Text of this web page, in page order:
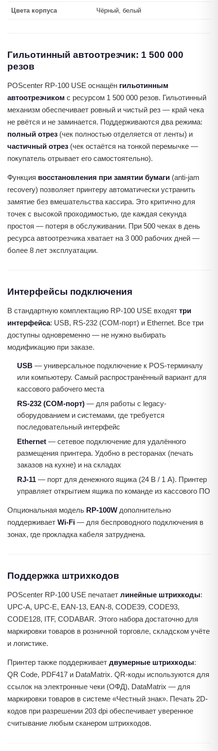
Цвета корпуса Чёрный, белый
Гильотинный автоотрезчик: 1 500 000
резов
POScenter RP-100 USE оснащён гильотинным
автоотрезчиком с ресурсом 1 500 000 резов. Гильотинный
механизм обеспечивает ровный и чистый рез — край чека
не рвётся и не заминается. Поддерживаются два режима:
полный отрез (чек полностью отделяется от ленты) и
частичный отрез (чек остаётся на тонкой перемычке —
покупатель отрывает его самостоятельно).
Функция восстановления при замятии бумаги (anti-jam
recovery) позволяет принтеру автоматически устранить
замятие без вмешательства кассира. Это критично для
точек с высокой проходимостью, где каждая секунда
простоя — потеря в обслуживании. При 500 чеках в день
ресурса автоотрезчика хватает на 3 000 рабочих дней —
более 8 лет эксплуатации.
Интерфейсы подключения
В стандартную комплектацию RP-100 USE входят три
интерфейса: USB, RS-232 (COM-порт) и Ethernet. Все три
доступны одновременно — не нужно выбирать
модификацию при заказе.
USB — универсальное подключение к POS-терминалу
или компьютеру. Самый распространённый вариант для
кассового рабочего места
RS-232 (COM-порт) — для работы с legacy-
оборудованием и системами, где требуется
последовательный интерфейс
Ethernet — сетевое подключение для удалённого
размещения принтера. Удобно в ресторанах (печать
заказов на кухне) и на складах
RJ-11 — порт для денежного ящика (24 В / 1 А). Принтер
управляет открытием ящика по команде из кассового ПО
Опциональная модель RP-100W дополнительно
поддерживает Wi-Fi — для беспроводного подключения в
зонах, где прокладка кабеля затруднена.
Поддержка штрихкодов
POScenter RP-100 USE печатает линейные штрихкоды:
UPC-A, UPC-E, EAN-13, EAN-8, CODE39, CODE93,
CODE128, ITF, CODABAR. Этого набора достаточно для
маркировки товаров в розничной торговле, складском учёте
и логистике.
Принтер также поддерживает двумерные штрихкоды:
QR Code, PDF417 и DataMatrix. QR-коды используются для
ссылок на электронные чеки (ОФД), DataMatrix — для
маркировки товаров в системе «Честный знак». Печать 2D-
кодов при разрешении 203 dpi обеспечивает уверенное
считывание любым сканером штрихкодов.